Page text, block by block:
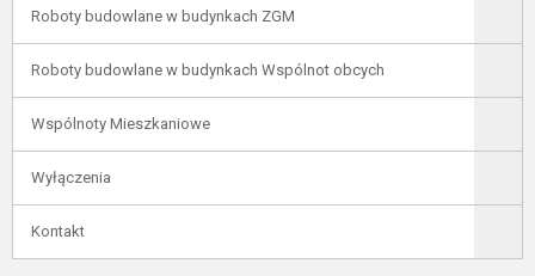
Roboty budowlane w budynkach ZGM
Roboty budowlane w budynkach Wspólnot obcych
Wspólnoty Mieszkaniowe
Wyłączenia
Kontakt